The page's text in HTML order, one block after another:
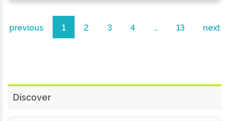
previous 1 2 3 4 ... 13 next
Discover